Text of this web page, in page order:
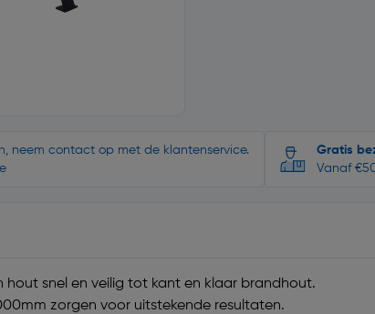
neem contact op met de klantenservice.
Gratis
Vanaf
snel en veilig tot kant en klaar brandhout.
zorgen voor uitstekende resultaten.